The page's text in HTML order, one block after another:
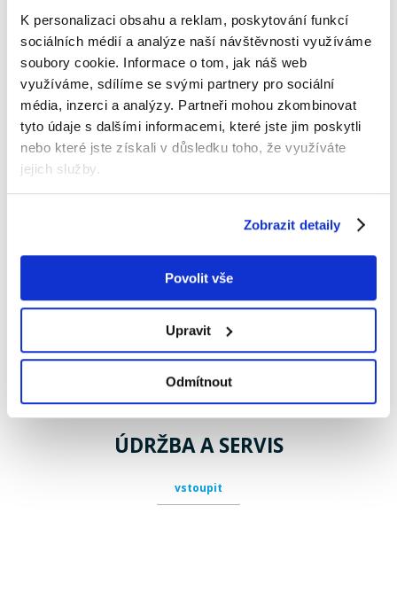
K personalizaci obsahu a reklam, poskytování funkcí
sociálních médií a analýze naší návštěvnosti využíváme
soubory cookie. Informace o tom, jak náš web
využíváme, sdílíme se svými partnery pro sociální
média, inzerci a analýzy. Partneři mohou zkombinovat
tyto údaje s dalšími informacemi, které jste jim poskytli
nebo které jste získali v důsledku toho, že využíváte
jejich služby.
Zobrazit detaily
Povolit vše
Upravit
Odmítnout
vstoupit
ÚDRŽBA A SERVIS
vstoupit